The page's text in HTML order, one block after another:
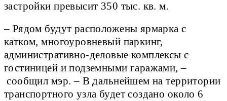
застройки превысит 350 тыс. кв. м.
– Рядом будут расположены ярмарка с
катком, многоуровневый паркинг,
административно-деловые комплексы с
гостиницей и подземными гаражами, –
сообщил мэр. – В дальнейшем на территории
транспортного узла будет создано около 6